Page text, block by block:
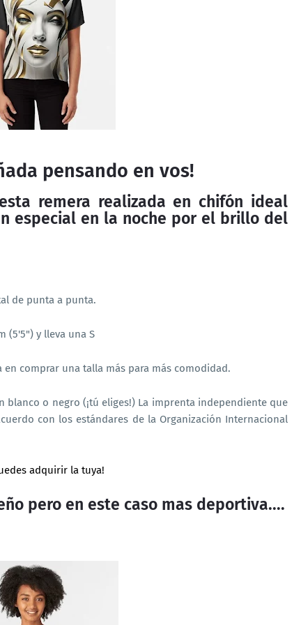
pensando en vos!
remera realizada en chifón ideal
especial en la noche por el brillo del
de punta a punta.
(5'5") y lleva una S
comprar una talla más para más comodidad.
blanco o negro (¡tú eliges!) La imprenta independiente que
con los estándares de la Organización Internacional
adquirir la tuya!
pero en este caso mas deportiva....